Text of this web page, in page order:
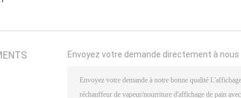
Envoyez votre demande directement à nous